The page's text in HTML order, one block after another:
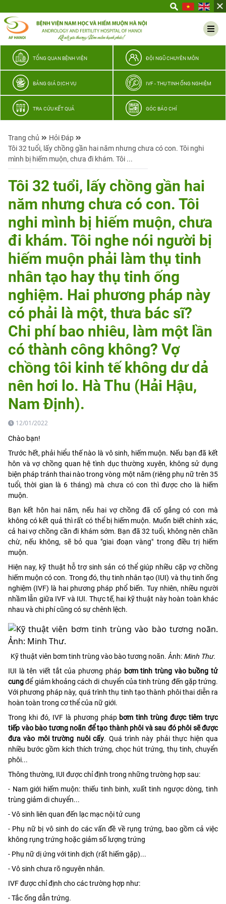
thương
TỔNG QUAN BỆNH VIỆN ĐỘI NGŨ CHUYÊN MÔN
BẢNG GIÁ DỊCH VỤ IVF - THỤ TINH ỐNG NGHIỆM
TRA CỨU KẾT QUẢ GÓC BÁO CHÍ
Trang chủ
Hỏi Đáp
Tôi 32 tuổi, lấy chồng gần hai năm nhưng chưa có con. Tôi nghi
mình bị hiếm muộn, chưa đi khám. Tôi ...
Tôi 32 tuổi, lấy chồng gần hai
năm nhưng chưa có con. Tôi
nghi mình bị hiếm muộn, chưa
đi khám. Tôi nghe nói người bị
hiếm muộn phải làm thụ tinh
nhân tạo hay thụ tinh ống
nghiệm. Hai phương pháp này
có phải là một, thưa bác sĩ?
Chi phí bao nhiêu, làm một lần
có thành công không? Vợ
chồng tôi kinh tế không dư dả
nên hơi lo. Hà Thu (Hải Hậu,
Nam Định).
12/01/2022
Chào bạn!
Trước hết, phải hiểu thế nào là vô sinh, hiếm muộn. Nếu bạn đã kết
hôn và vợ chồng quan hệ tình dục thường xuyên, không sử dụng
biện pháp tránh thai nào trong vòng một năm (riêng phụ nữ trên 35
tuổi, thời gian là 6 tháng) mà chưa có con thì được cho là hiếm
muộn.
Bạn kết hôn hai năm, nếu hai vợ chồng đã cố gắng có con mà
không có kết quả thì rất có thể bị hiếm muộn. Muốn biết chính xác,
cả hai vợ chồng cần đi khám sớm. Bạn đã 32 tuổi, không nên chần
chừ, nếu không, sẽ bỏ qua "giai đoạn vàng" trong điều trị hiếm
muộn.
Hiện nay, kỹ thuật hỗ trợ sinh sản có thể giúp nhiều cặp vợ chồng
hiếm muộn có con. Trong đó, thụ tinh nhân tạo (IUI) và thụ tinh ống
nghiệm (IVF) là hai phương pháp phổ biến. Tuy nhiên, nhiều người
nhầm lẫn giữa IVF và IUI. Thực tế, hai kỹ thuật này hoàn toàn khác
nhau và chi phí cũng có sự chênh lệch.
Kỹ thuật viên bơm tinh trùng vào bào tương noãn. Ảnh: Minh Thư.
IUI là tên viết tắt của phương pháp bơm tinh trùng vào buồng tử
cungđể giảm khoảng cách di chuyển của tinh trùng đến gặp trứng.
Với phương pháp này, quá trình thụ tinh tạo thành phôi thai diễn ra
hoàn toàn trong cơ thể của nữ giới.
Trong khi đó, IVF là phương pháp bơm tinh trùng được tiêm trực
tiếp vào bào tương noãn để tạo thành phôi và sau đó phôi sẽ được
đưa vào môi trường nuôi cấy. Quá trình này phải thực hiện qua
nhiều bước gồm kích thích trứng, chọc hút trứng, thụ tinh, chuyển
phôi...
Thông thường, IUI được chỉ định trong những trường hợp sau:
- Nam giới hiếm muộn: thiếu tinh binh, xuất tinh ngược dòng, tinh
trùng giảm di chuyển...
- Vô sinh liên quan đến lạc mạc nội tử cung
- Phụ nữ bị vô sinh do các vấn đề về rụng trứng, bao gồm cả việc
không rụng trứng hoặc giảm số lượng trứng
- Phụ nữ dị ứng với tinh dịch (rất hiếm gặp)...
- Vô sinh chưa rõ nguyên nhân.
IVF được chỉ định cho các trường hợp như:
- Tắc ống dẫn trứng.